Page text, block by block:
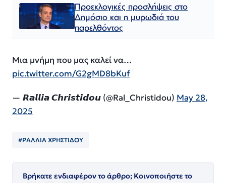
Προεκλογικές προσλήψεις στο
Δημόσιο και η μυρωδιά του
παρελθόντος
Μια μνήμη που μας καλεί να…
pic.twitter.com/G2gMD8bKuf
— 𝙍𝙖𝙡𝙡𝙞𝙖 𝘾𝙝𝙧𝙞𝙨𝙩𝙞𝙙𝙤𝙪 (@Ral_Christidou) May 28,
2025
#ΡΑΛΛΙΑ ΧΡΗΣΤΙΔΟΥ
Βρήκατε ενδιαφέρον το άρθρο; Κοινοποιήστε το